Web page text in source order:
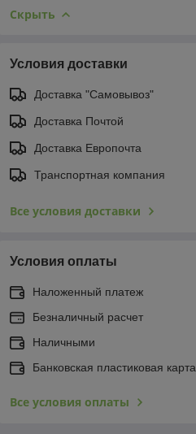
Скрыть
Условия доставки
Доставка "Самовывоз"
Доставка Почтой
Доставка Европочта
Транспортная компания
Все условия доставки
Условия оплаты
Наложенный платеж
Безналичный расчет
Наличными
Банковская пластиковая карта
Все условия оплаты